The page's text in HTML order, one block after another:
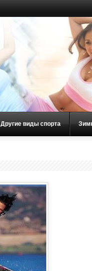
Другие виды спорта